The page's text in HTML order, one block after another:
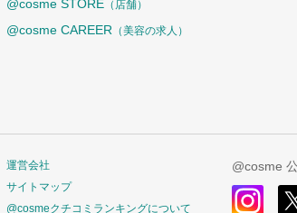
@cosme STORE （店舗）
@cosme CAREER （美容の求人）
運営会社
サイトマップ
@cosmeクチコミランキングについて
@cosme